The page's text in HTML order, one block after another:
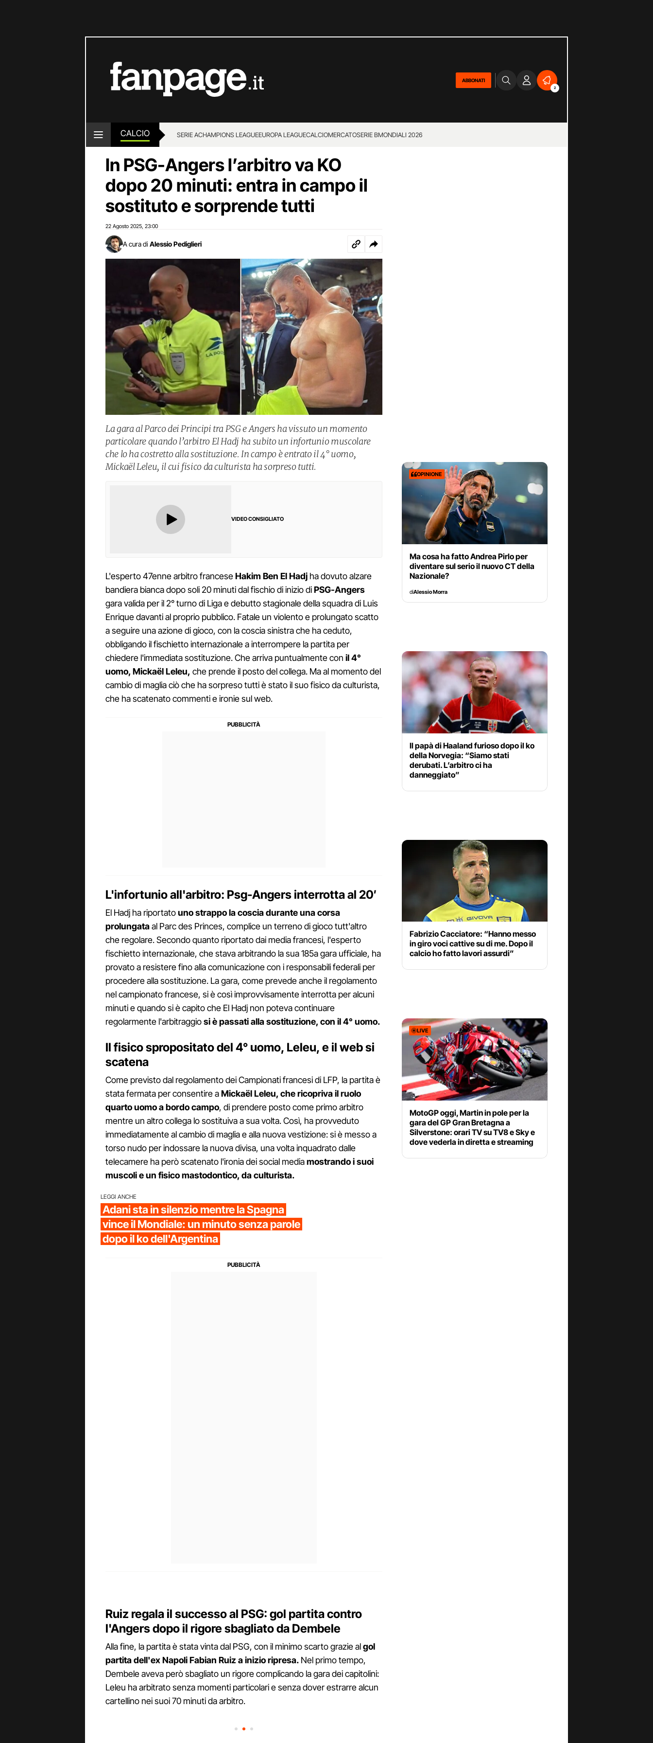
ABBONATI
2
CALCIO SERIE ACHAMPIONS LEAGUEEUROPA LEAGUECALCIOMERCATOSERIE BMONDIALI 2026
In PSG-Angers l’arbitro va KO
dopo 20 minuti: entra in campo il
sostituto e sorprende tutti
22 Agosto 2025 23:00
A cura di Alessio Pediglieri
La gara al Parco dei Principi tra PSG e Angers ha vissuto un momento
particolare quando l’arbitro El Hadj ha subito un infortunio muscolare
che lo ha costretto alla sostituzione. In campo è entrato il 4° uomo,
Mickaël Leleu, il cui fisico da culturista ha sorpreso tutti.
VIDEO CONSIGLIATO
L'esperto 47enne arbitro franceseHakim Ben El Hadj ha dovuto alzare
bandiera bianca dopo soli 20 minuti dal fischio di inizio diPSG-Angers
gara valida per il 2° turno di Liga e debutto stagionale della squadra di Luis
Enrique davanti al proprio pubblico. Fatale un violento e prolungato scatto
a seguire una azione di gioco, con la coscia sinistra che ha ceduto,
obbligando il fischietto internazionale a interrompere la partita per
chiedere l'immediata sostituzione. Che arriva puntualmente con il 4°
uomo, Mickaël Leleu, che prende il posto del collega. Ma al momento del
cambio di maglia ciò che ha sorpreso tutti è stato il suo fisico da culturista,
che ha scatenato commenti e ironie sul web.
L'infortunio all'arbitro: Psg-Angers interrotta al 20′
El Hadj ha riportatouno strappo la coscia durante una corsa
prolungataal Parc des Princes, complice un terreno di gioco tutt'altro
che regolare. Secondo quanto riportato dai media francesi, l'esperto
fischietto internazionale, che stava arbitrando la sua 185a gara ufficiale, ha
provato a resistere fino alla comunicazione con i responsabili federali per
procedere alla sostituzione. La gara, come prevede anche il regolamento
nel campionato francese, si è così improvvisamente interrotta per alcuni
minuti e quando si è capito che El Hadj non poteva continuare
regolarmente l'arbitraggiosi è passati alla sostituzione, con il 4° uomo.
Il fisico spropositato del 4° uomo, Leleu, e il web si
scatena
Come previsto dal regolamento dei Campionati francesi di LFP, la partita è
stata fermata per consentire aMickaël Leleu, che ricopriva il ruolo
quarto uomo a bordo campo, di prendere posto come primo arbitro
mentre un altro collega lo sostituiva a sua volta. Così, ha provveduto
immediatamente al cambio di maglia e alla nuova vestizione: si è messo a
torso nudo per indossare la nuova divisa, una volta inquadrato dalle
telecamere ha però scatenato l'ironia dei social mediamostrando i suoi
muscoli e un fisico mastodontico, da culturista.
LEGGI ANCHE
Adani sta in silenzio mentre la Spagna
vince il Mondiale: un minuto senza parole
dopo il ko dell'Argentina
Ruiz regala il successo al PSG: gol partita contro
l'Angers dopo il rigore sbagliato da Dembele
Alla fine, la partita è stata vinta dal PSG, con il minimo scarto grazie algol
partita dell'ex Napoli Fabian Ruiz a inizio ripresa. Nel primo tempo,
Dembele aveva però sbagliato un rigore complicando la gara dei capitolini:
Leleu ha arbitrato senza momenti particolari e senza dover estrarre alcun
cartellino nei suoi 70 minuti da arbitro.
OPINIONE
Ma cosa ha fatto Andrea Pirlo per
diventare sul serio il nuovo CT della
Nazionale?
diAlessio Morra
Il papà di Haaland furioso dopo il ko
della Norvegia: “Siamo stati
derubati. L’arbitro ci ha
danneggiato”
Fabrizio Cacciatore: “Hanno messo
in giro voci cattive su di me. Dopo il
calcio ho fatto lavori assurdi”
LIVE
MotoGP oggi, Martin in pole per la
gara del GP Gran Bretagna a
Silverstone: orari TV su TV8 e Sky e
dove vederla in diretta e streaming